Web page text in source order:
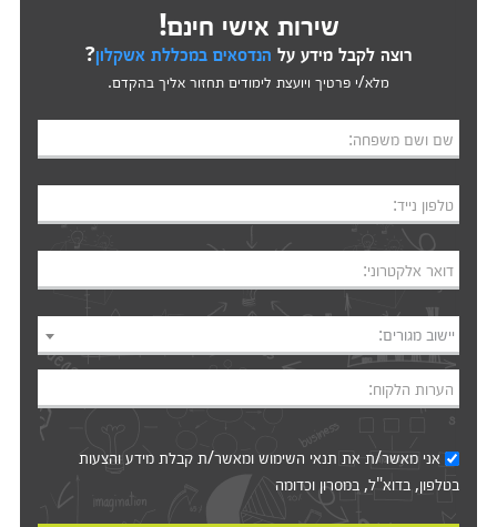
שירות אישי חינם!
רוצה לקבל מידע על הנדסאים במכללת אשקלון?
מלא/י פרטיך ויועצת לימודים תחזור אליך בהקדם.
שם ושם משפחה:
טלפון נייד:
דואר אלקטרוני:
יישוב מגורים:
הערות הלקוח:
אני מאשר/ת את תנאי השימושומאשר/ת קבלת מידע והצעות
בטלפון, בדוא"ל, במסרון וכדומה‎‎